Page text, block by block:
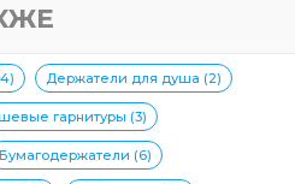
Держатели для душа (2)
гарнитуры (3)
Бумагодержатели (6)